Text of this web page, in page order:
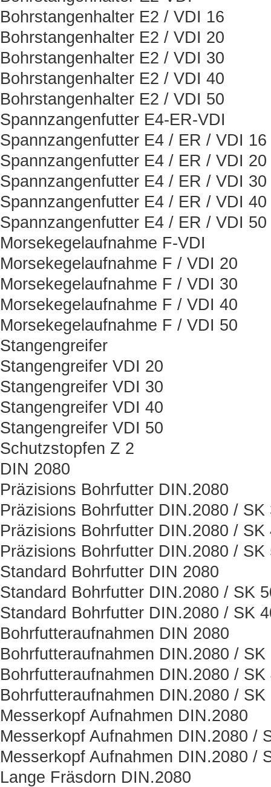
Bohrstangenhalter E2 / VDI 16
Bohrstangenhalter E2 / VDI 20
Bohrstangenhalter E2 / VDI 30
Bohrstangenhalter E2 / VDI 40
Bohrstangenhalter E2 / VDI 50
Spannzangenfutter E4-ER-VDI
Spannzangenfutter E4 / ER / VDI 16
Spannzangenfutter E4 / ER / VDI 20
Spannzangenfutter E4 / ER / VDI 30
Spannzangenfutter E4 / ER / VDI 40
Spannzangenfutter E4 / ER / VDI 50
Morsekegelaufnahme F-VDI
Morsekegelaufnahme F / VDI 20
Morsekegelaufnahme F / VDI 30
Morsekegelaufnahme F / VDI 40
Morsekegelaufnahme F / VDI 50
Stangengreifer
Stangengreifer VDI 20
Stangengreifer VDI 30
Stangengreifer VDI 40
Stangengreifer VDI 50
Schutzstopfen Z 2
DIN 2080
Präzisions Bohrfutter DIN.2080
Präzisions Bohrfutter DIN.2080 / SK
Präzisions Bohrfutter DIN.2080 / SK
Präzisions Bohrfutter DIN.2080 / SK
Standard Bohrfutter DIN 2080
Standard Bohrfutter DIN.2080 / SK
Standard Bohrfutter DIN.2080 / SK
Bohrfutteraufnahmen DIN 2080
Bohrfutteraufnahmen DIN.2080 / SK
Bohrfutteraufnahmen DIN.2080 / SK
Bohrfutteraufnahmen DIN.2080 / SK
Messerkopf Aufnahmen DIN.2080
Messerkopf Aufnahmen DIN.2080 /
Messerkopf Aufnahmen DIN.2080 /
Lange Fräsdorn DIN.2080